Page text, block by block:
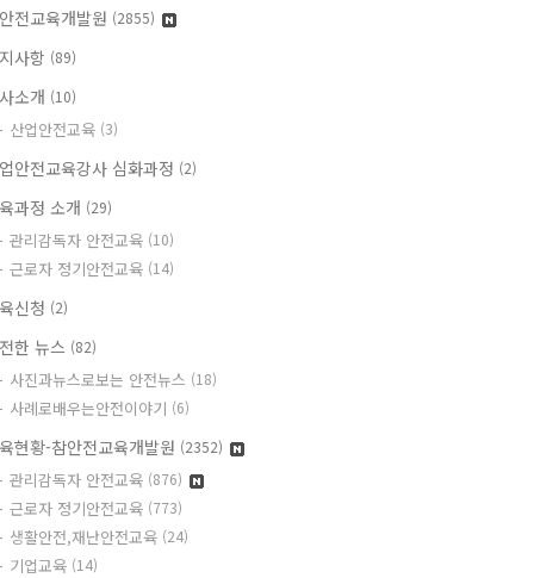
전교육개발원 (2855)
사항 (89)
소개 (10)
산업안전교육 (3)
안전교육강사 심화과정 (2)
과정 소개 (29)
관리감독자 안전교육 (10)
근로자 정기안전교육 (14)
신청 (2)
한 뉴스 (82)
사진과뉴스로보는 안전뉴스 (18)
사례로배우는안전이야기 (6)
현황-참안전교육개발원 (2352)
관리감독자 안전교육 (876)
근로자 정기안전교육 (773)
생활안전,재난안전교육 (24)
기업교육 (14)